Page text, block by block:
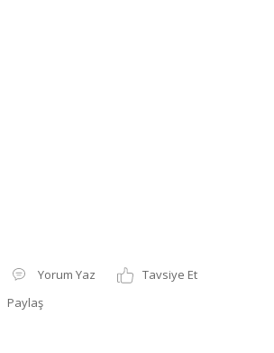
Yorum Yaz
Tavsiye Et
Paylaş